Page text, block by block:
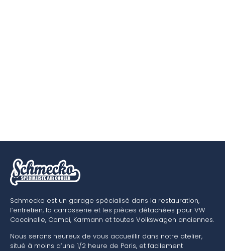
Schmecko est un garage spécialisé dans la restauration,
l’entretien, la carrosserie et les pièces détachées pour VW
Coccinelle, Combi, Karmann et toutes Volkswagen anciennes.
Nous serons heureux de vous accueillir dans notre atelier,
situé à moins d’une 1/2 heure de Paris, et facilement